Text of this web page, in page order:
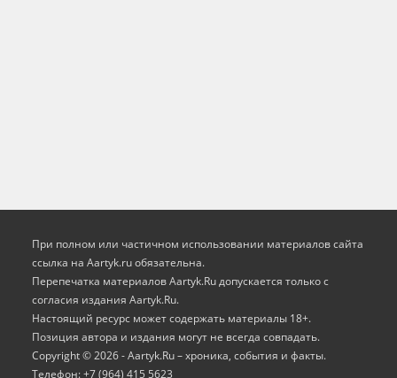
При полном или частичном использовании материалов сайта
ссылка на Aartyk.ru oбязательна.
Перепечатка материалов Aartyk.Ru допускается только с
согласия издания Aartyk.Ru.
Настоящий ресурс может содержать материалы 18+.
Позиция автора и издания могут не всегда совпадать.
Copyright © 2026 - Aartyk.Ru – хроника, события и факты.
Телефон: +7 (964) 415 5623